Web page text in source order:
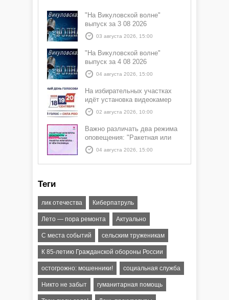
"На Викуловской волне"
выпуск за 3 08 2026
03 августа 2026, 15:00
"На Викуловской волне"
выпуск за 4 08 2026
04 августа 2026, 15:00
На избирательных участках
идёт установка видеокамер
02 августа 2026, 10:00
Важно различать два режима
оповещения: "Ракетная или
БПЛА опасность" и "Угроза
атаки ракеты или БПЛА"
04 августа 2026, 15:00
Теги
лик отечества Киберпатруль
Лето — пора ремонта Актуально
С места событий сельским труженикам
К 85-летию Гражданской обороны России
остогрожно: мошенники! социальная служба
Никто не забыт гуманитарная помощь